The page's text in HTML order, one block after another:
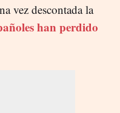
vez descontada la
han perdido